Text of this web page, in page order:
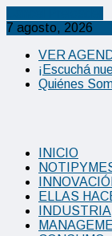
7 agosto, 2026
VER
¡Escuchá
Quiénes
INICIO
ELLAS
INDUSTRIA